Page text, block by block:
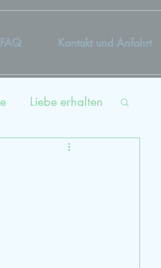
FAQ Kontakt und Anfahrt
Liebe erhalten